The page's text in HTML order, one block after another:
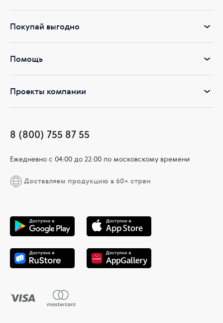
Покупай выгодно
Помощь
Проекты компании
8 (800) 755 87 55
Ежедневно c 04:00 до 22:00 по московскому времени
Доставляем продукцию в 60+ стран